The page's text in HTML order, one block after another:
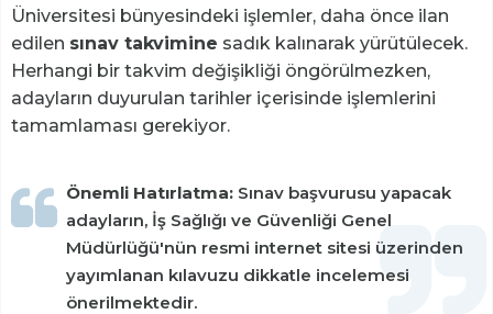
Üniversitesi bünyesindeki işlemler, daha önce ilan
edilen sınav takvimine sadık kalınarak yürütülecek.
Herhangi bir takvim değişikliği öngörülmezken,
adayların duyurulan tarihler içerisinde işlemlerini
tamamlaması gerekiyor.
Önemli Hatırlatma: Sınav başvurusu yapacak
adayların, İş Sağlığı ve Güvenliği Genel
Müdürlüğü'nün resmi internet sitesi üzerinden
yayımlanan kılavuzu dikkatle incelemesi
önerilmektedir.